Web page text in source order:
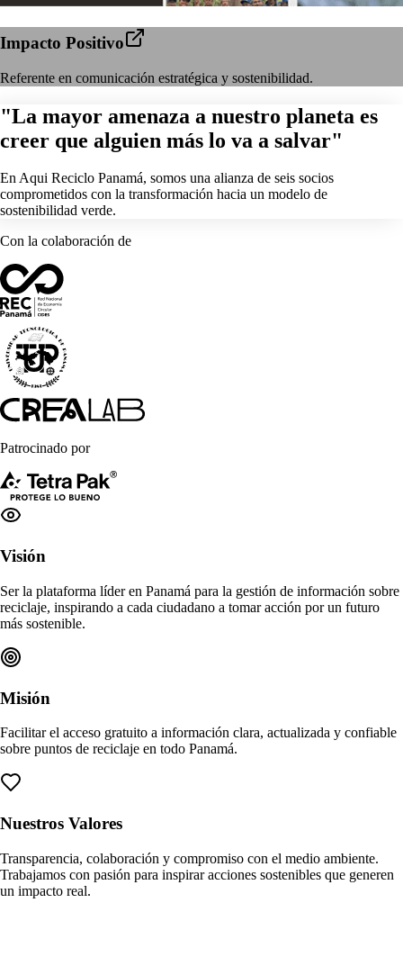
Impacto Positivo
Referente en comunicación estratégica y sostenibilidad.
"La mayor amenaza a nuestro planeta es
creer que alguien más lo va a salvar"
En Aqui Reciclo Panamá, somos una alianza de seis socios
comprometidos con la transformación hacia un modelo de
sostenibilidad verde.
Con la colaboración de
Patrocinado por
Visión
Ser la plataforma líder en Panamá para la gestión de información sobre
reciclaje, inspirando a cada ciudadano a tomar acción por un futuro
más sostenible.
Misión
Facilitar el acceso gratuito a información clara, actualizada y confiable
sobre puntos de reciclaje en todo Panamá.
Nuestros Valores
Transparencia, colaboración y compromiso con el medio ambiente.
Trabajamos con pasión para inspirar acciones sostenibles que generen
un impacto real.